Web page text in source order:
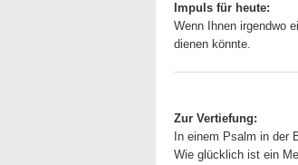
Impuls für heute:
Wenn Ihnen irgendwo
dienen könnte.
Zur Vertiefung:
In einem Psalm in der
Wie glücklich ist ein